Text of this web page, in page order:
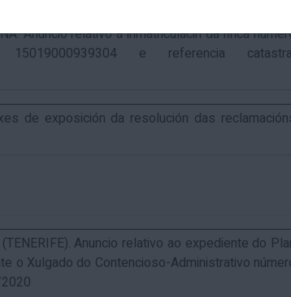
Anuncio relativo á inmatriculacin da finca
e referencia
de exposición da resolución das
Anuncio relativo ao expediente do
o Xulgado do Contencioso-Administrativo